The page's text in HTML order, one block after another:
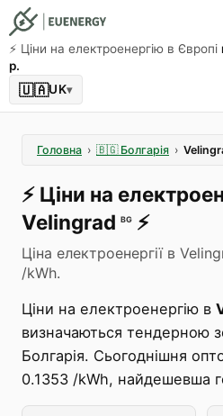
⚡️ Ціни на електроенергію в Європі
р.
🇺🇦UK▾
Головна › 🇧🇬 Болгарія ›
⚡️ Ціни на
Velingrad BG ⚡️
Ціна електроенергії в
/kWh.
Ціни на електроенергію в
визначаються тендерною
Болгарія. Сьогоднішня
0.1353 /kWh, найдешевша